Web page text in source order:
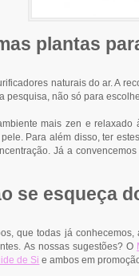
plantas
naturais do ar. A
pesquisa, não só para
mais zen e
Para além disso, ter
Já a
se esqueça
que todas já
As nossas sugestões? O
de Si e ambos em